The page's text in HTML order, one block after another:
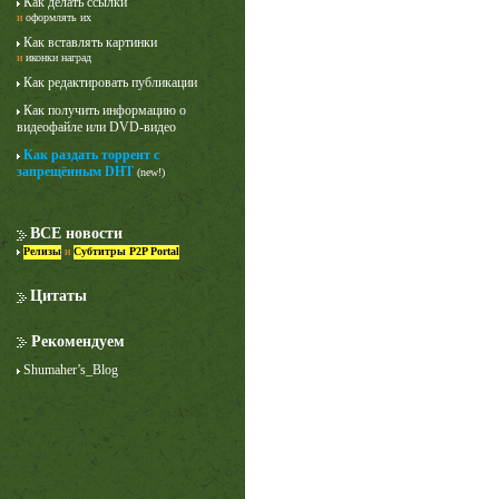
и оформлять их
Как вставлять картинки
и иконки наград
Как редактировать публикации
Как получить информацию о
видеофайле или DVD-видео
Как раздать торрент с
запрещённым DHT (new!)
ВСЕ новости
Релизы и Субтитры P2P Portal
Цитаты
Рекомендуем
Shumaher’s_Blog